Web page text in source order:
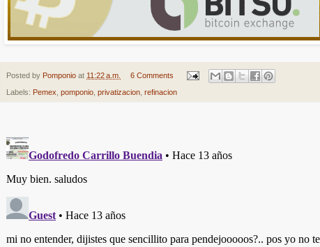
Posted by Pomponio at 11:22 a.m. 6 Comments
Labels: Pemex pomponio privatizacion refinacion